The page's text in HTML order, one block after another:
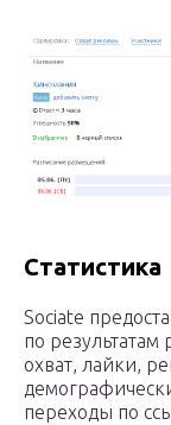
Статистика
Sociate
по
охват, лайки,
переходы по